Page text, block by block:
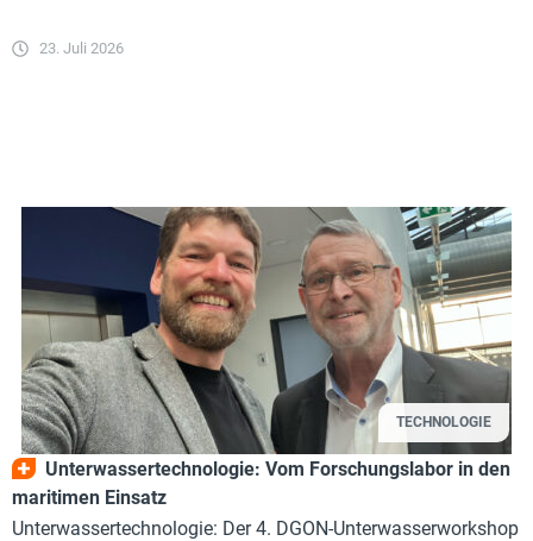
23. Juli 2026
TECHNOLOGIE
Unterwassertechnologie: Vom Forschungslabor in den
maritimen Einsatz
Unterwassertechnologie: Der 4. DGON-Unterwasserworkshop